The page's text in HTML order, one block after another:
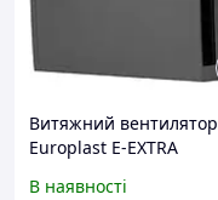
Витяжний вентилятор
Europlast E-EXTRA
В наявності